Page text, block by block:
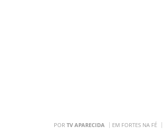
POR TV APARECIDA EM FORTES NA FÉ